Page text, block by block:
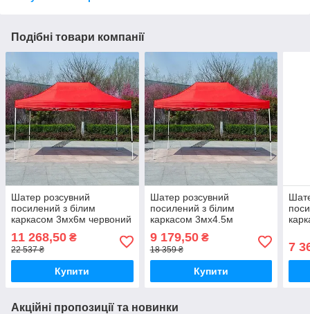
Подібні товари компанії
Шатер розсувний
посилений з білим
каркасом 3мх6м червоний
11 268,50 ₴
22 537 ₴
Купити
Шатер розсувний
посилений з білим
каркасом 3мх4.5м
9 179,50₴
18 359 ₴
Купити
7
Акційні пропозиції та новинки